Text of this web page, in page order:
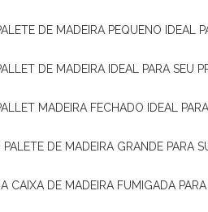
DE MADEIRA PEQUENO IDEAL
DE MADEIRA IDEAL PARA SEU
MADEIRA FECHADO IDEAL
PALETE DE MADEIRA GRANDE PARA
CAIXA DE MADEIRA FUMIGADA